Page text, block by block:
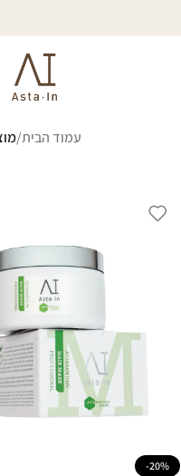
עמוד הבית/
-20%